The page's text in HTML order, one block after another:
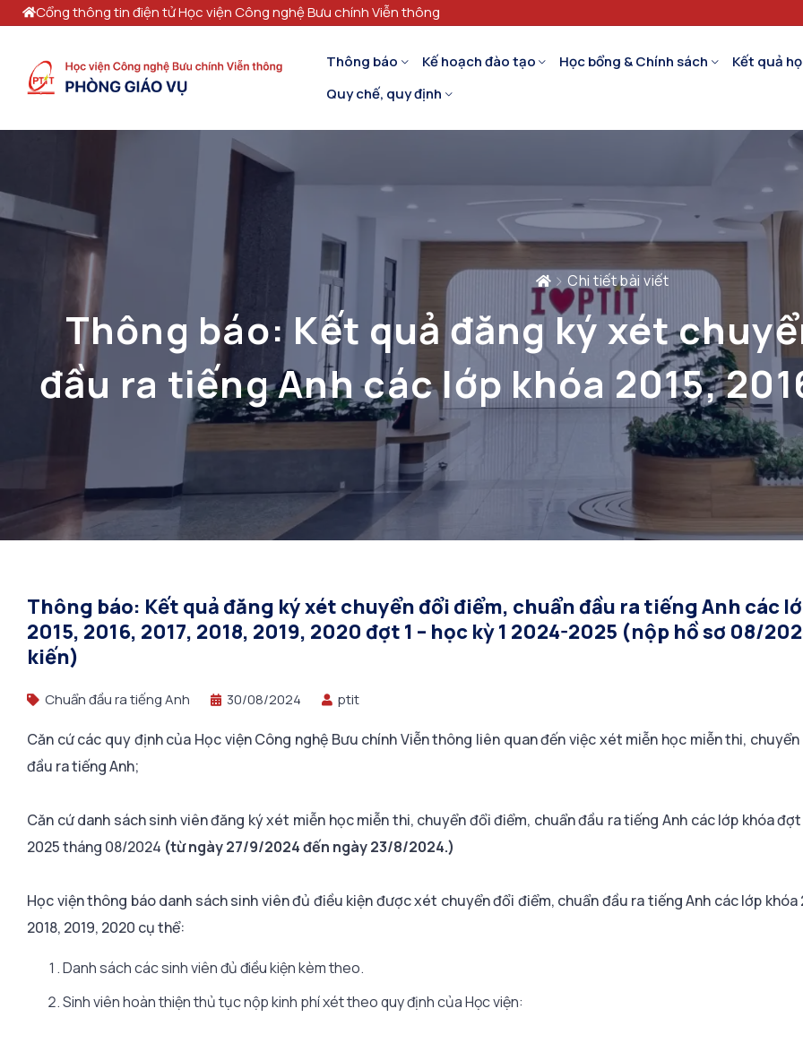
Cổng thông tin điện tử Học viện Công nghệ Bưu chính Viễn thông
Thông báo Kế hoạch đào tạo Học bổng & Chính sách Kết quả
Quy chế, quy định
Chi tiết bài viết
Thông báo: Kết quả đăng ký xét
đầu ra tiếng Anh các lớp khóa 2015,
2020 đợt 1 – học kỳ 1 2024-2025 (nộp
kiến)
Thông báo: Kết quả đăng ký xét chuyển đổi điểm, chuẩn đầu ra tiếng Anh các
2015, 2016, 2017, 2018, 2019, 2020 đợt 1 – học kỳ 1 2024-2025 (nộp hồ sơ 08/
kiến)
Chuẩn đầu ra tiếng Anh 30/08/2024 ptit
Căn cứ các quy định của Học viện Công nghệ Bưu chính Viễn thông liên quan đến việc xét miễn học miễn thi,
đầu ra tiếng Anh;
Căn cứ danh sách sinh viên đăng ký xét miễn học miễn thi, chuyển đổi điểm, chuẩn đầu ra tiếng Anh các lớp khóa đợt
2025 tháng 08/2024 (từ ngày 27/9/2024 đến ngày 23/8/2024.)
Học viện thông báo danh sách sinh viên đủ điều kiện được xét chuyển đổi điểm, chuẩn đầu ra tiếng Anh các lớp khóa
2018, 2019, 2020 cụ thể:
Danh sách các sinh viên đủ điều kiện kèm theo.
Sinh viên hoàn thiện thủ tục nộp kinh phí xét theo quy định của Học viện: